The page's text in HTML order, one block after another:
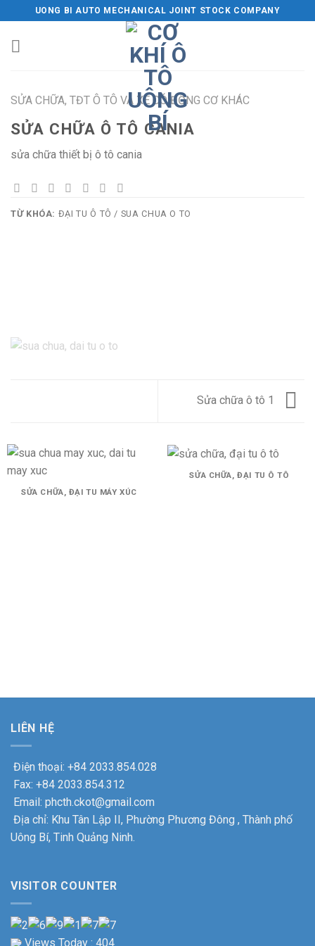
content
UONG BI AUTO MECHANICAL JOINT STOCK COMPANY
SỬA CHỮA, TĐT Ô TÔ VÀ XE CÓ ĐỘNG CƠ KHÁC
SỬA CHỮA Ô TÔ CANIA
sửa chữa thiết bị ô tô cania
TỪ KHÓA: ĐẠI TU Ô TÔ / SUA CHUA O TO
Sửa chữa ô tô 1
SỬA CHỮA, ĐẠI TU MÁY XÚC
SỬA CHỮA, ĐẠI TU Ô TÔ
LIÊN HỆ
Điện thoại: +84 2033.854.028
Fax: +84 2033.854.312
Email: phcth.ckot@gmail.com
Địa chỉ: Khu Tân Lập II, Phường Phương Đông , Thành phố
Uông Bí, Tinh Quảng Ninh.
VISITOR COUNTER
Views Today : 404